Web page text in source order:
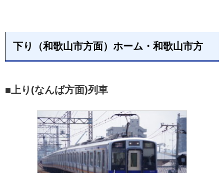
下り（和歌山市方面）ホーム・和歌山市方
■上り(なんば方面)列車